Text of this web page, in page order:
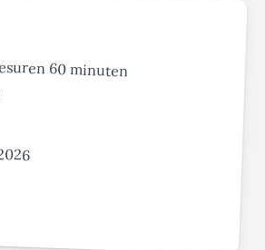
60 minuten